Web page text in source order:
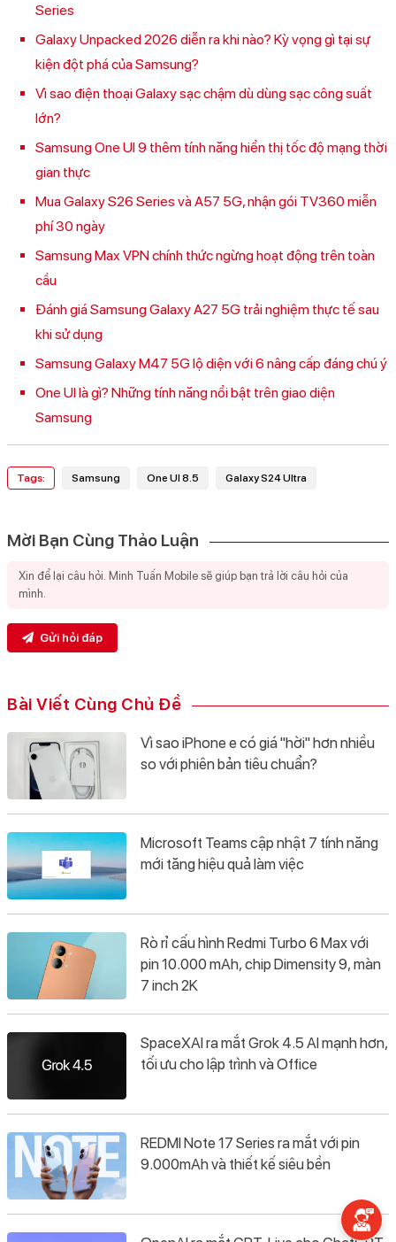
Series
Galaxy Unpacked 2026 diễn ra khi nào? Kỳ vọng gì tại sự
kiện đột phá của Samsung?
Vì sao điện thoại Galaxy sạc chậm dù dùng sạc công suất
lớn?
Samsung One UI 9 thêm tính năng hiển thị tốc độ mạng thời
gian thực
Mua Galaxy S26 Series và A57 5G, nhận gói TV360 miễn
phí 30 ngày
Samsung Max VPN chính thức ngừng hoạt động trên toàn
cầu
Đánh giá Samsung Galaxy A27 5G trải nghiệm thực tế sau
khi sử dụng
Samsung Galaxy M47 5G lộ diện với 6 nâng cấp đáng chú ý
One UI là gì? Những tính năng nổi bật trên giao diện
Samsung
Tags: Samsung One UI 8.5 Galaxy S24 Ultra
Mời Bạn Cùng Thảo Luận
Gửi hỏi đáp
Bài Viết Cùng Chủ Đề
Vì sao iPhone e có giá "hời" hơn nhiều
so với phiên bản tiêu chuẩn?
Microsoft Teams cập nhật 7 tính năng
mới tăng hiệu quả làm việc
Rò rỉ cấu hình Redmi Turbo 6 Max với
pin 10.000 mAh, chip Dimensity 9, màn
7 inch 2K
SpaceXAI ra mắt Grok 4.5 AI mạnh hơn,
tối ưu cho lập trình và Office
REDMI Note 17 Series ra mắt với pin
9.000mAh và thiết kế siêu bền